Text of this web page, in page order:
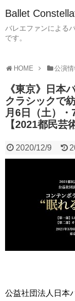
Ballet
バレエファンによる
です。
HOME 公演
《東京》日本
クラシックで
月6日（土）
【2021都民芸
2020/12/9
公益社団法人日本